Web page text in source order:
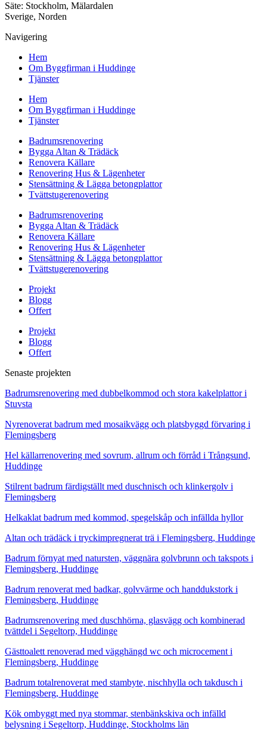
Säte: Stockholm, Mälardalen
Sverige, Norden
Navigering
Hem
Om Byggfirman i Huddinge
Tjänster
Hem
Om Byggfirman i Huddinge
Tjänster
Badrumsrenovering
Bygga Altan & Trädäck
Renovera Källare
Renovering Hus & Lägenheter
Stensättning & Lägga betongplattor
Tvättstugerenovering
Badrumsrenovering
Bygga Altan & Trädäck
Renovera Källare
Renovering Hus & Lägenheter
Stensättning & Lägga betongplattor
Tvättstugerenovering
Projekt
Blogg
Offert
Projekt
Blogg
Offert
Senaste projekten
Badrumsrenovering med dubbelkommod och stora kakelplattor i
Stuvsta
Nyrenoverat badrum med mosaikvägg och platsbyggd förvaring i
Flemingsberg
Hel källarrenovering med sovrum, allrum och förråd i Trångsund,
Huddinge
Stilrent badrum färdigställt med duschnisch och klinkergolv i
Flemingsberg
Helkaklat badrum med kommod, spegelskåp och infällda hyllor
Altan och trädäck i tryckimpregnerat trä i Flemingsberg, Huddinge
Badrum förnyat med natursten, väggnära golvbrunn och takspots i
Flemingsberg, Huddinge
Badrum renoverat med badkar, golvvärme och handdukstork i
Flemingsberg, Huddinge
Badrumsrenovering med duschhörna, glasvägg och kombinerad
tvättdel i Segeltorp, Huddinge
Gästtoalett renoverad med vägghängd wc och microcement i
Flemingsberg, Huddinge
Badrum totalrenoverat med stambyte, nischhylla och takdusch i
Flemingsberg, Huddinge
Kök ombyggt med nya stommar, stenbänkskiva och infälld
belysning i Segeltorp, Huddinge, Stockholms län